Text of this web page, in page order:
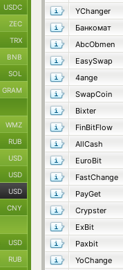
YChanger
Банкомат
AbcObmen
EasySwap
4ange
SwapCoin
Bixter
FinBitFlow
AllCash
EuroBit
FastChange
PayGet
Crypster
ExBit
Paxbit
YoChange
USDC
ZEC
TRX
BNB
SOL
GRAM
WMZ
RUB
USD
USD
USD
CNY
USD
RUB